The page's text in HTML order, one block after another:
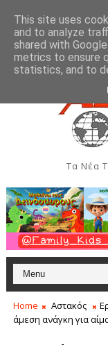
Ιονίου
Τα Νέα
Home Αστακός
άμεση ανάγκη για
This site uses
and to analyze
shared with
metrics to ensure
statistics, and to